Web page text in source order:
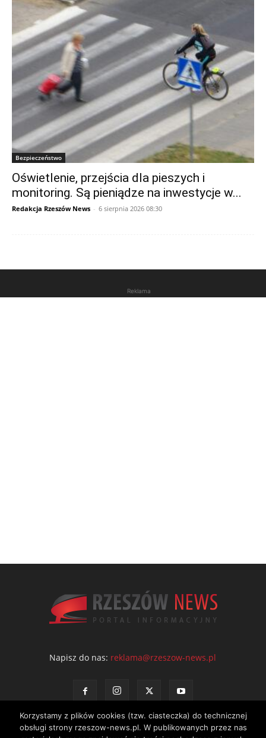
Bezpieczeństwo
Oświetlenie, przejścia dla pieszych i
monitoring. Są pieniądze na inwestycje w...
Redakcja Rzeszów News - 6 sierpnia 2026 08:30
Reklama
Napisz do nas: reklama@rzeszow-news.pl
Korzystamy z plików cookies (tzw. ciasteczka) do technicznej
obsługi strony rzeszow-news.pl. W publikowanych przez nas